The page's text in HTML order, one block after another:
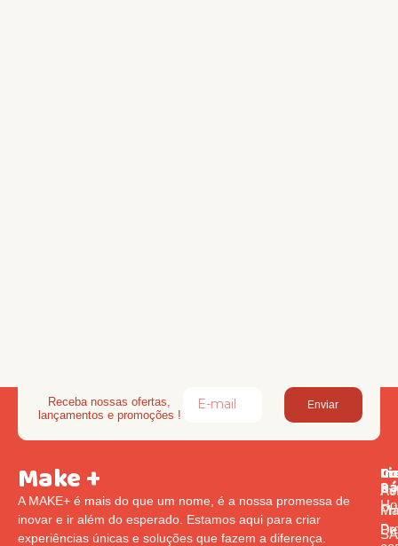
Receba nossas ofertas,
lançamentos e promoções !
Enviar
Make +
A MAKE+ é mais do que um nome, é a nossa promessa de
inovar e ir além do esperado. Estamos aqui para criar
experiências únicas e soluções que fazem a diferença.
Av